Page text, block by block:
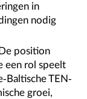
in
nodig
position
een rol speelt
Baltische TEN-
groei,